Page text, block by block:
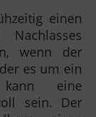
einen
wenn der
es um ein
eine
sein. Der